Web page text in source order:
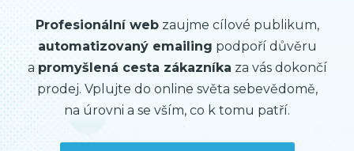
Profesionální webzaujme cílové publikum,
automatizovaný emailing podpoří důvěru
a promyšlená cesta zákazníka za vás dokončí
prodej. Vplujte do online světa sebevědomě,
na úrovni a se vším, co k tomu patří.